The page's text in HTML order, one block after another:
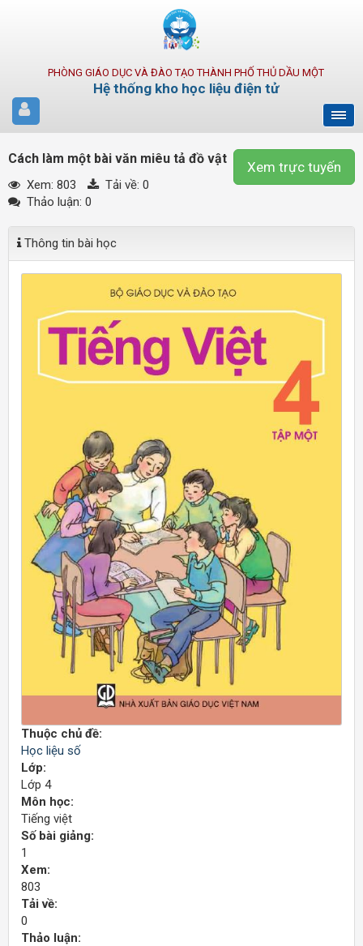
PHÒNG GIÁO DỤC VÀ ĐÀO TẠO THÀNH PHỐ THỦ DẦU MỘT
Hệ thống kho học liệu điện tử
Xem trực tuyến
Cách làm một bài văn miêu tả đồ vật
Xem: 803 Tải về: 0
Thảo luận: 0
Thông tin bài học
Thuộc chủ đề:
Học liệu số
Lớp:
Lớp 4
Môn học:
Tiếng việt
Số bài giảng:
1
Xem:
803
Tải về:
0
Thảo luận: